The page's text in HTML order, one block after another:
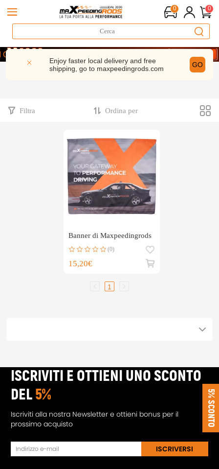
0 0
Prestazioni | 5% di sconto– MXR20TH
E RISPARMIA 5%- CODICE： WELCOME
Prestazioni | 5% di sconto– MXR20TH
Enjoy faster local delivery and free
shipping, go to maxpeedingrods.com GO
Filtra Ordina per
Banner di Maxpeedingrods
(0)
15,20€
1
5% SCONTO
ISCRIVITI E OTTIENI UNO SCONTO
DEL5%
Iscriviti alla nostra Newsletter e ottieni bonus per il
prossimo acquisto
ISCRIVERSI